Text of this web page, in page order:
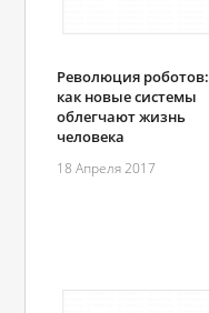
Революция роботов:
как новые системы
облегчают жизнь
человека
18 Апреля 2017